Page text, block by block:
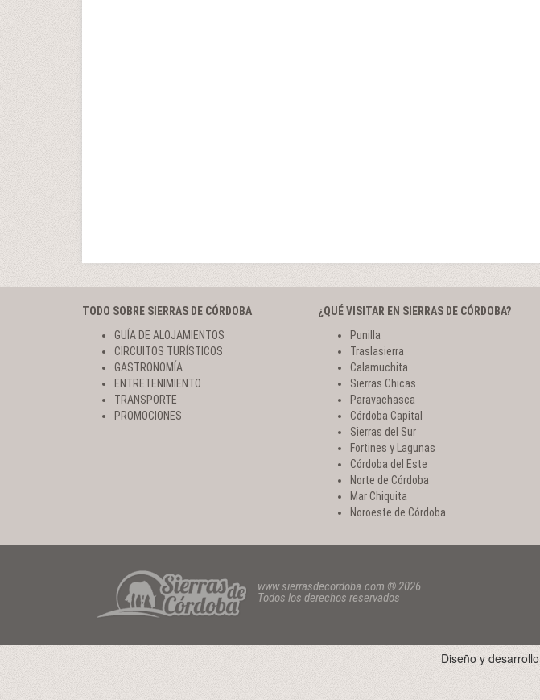
TODO SOBRE SIERRAS DE CÓRDOBA
GUÍA DE ALOJAMIENTOS
CIRCUITOS TURÍSTICOS
GASTRONOMÍA
ENTRETENIMIENTO
TRANSPORTE
PROMOCIONES
¿QUÉ VISITAR EN SIERRAS DE CÓRDOBA?
Punilla
Traslasierra
Calamuchita
Sierras Chicas
Paravachasca
Córdoba Capital
Sierras del Sur
Fortines y Lagunas
Córdoba del Este
Norte de Córdoba
Mar Chiquita
Noroeste de Córdoba
www.sierrasdecordoba.com ® 2026
Todos los derechos reservados
Diseño y desarrollo